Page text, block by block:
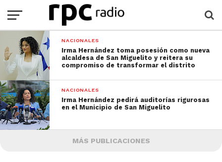
NACIONALES
Irma Hernández toma posesión como nueva
alcaldesa de San Miguelito y reitera su
compromiso de transformar el distrito
NACIONALES
Irma Hernández pedirá auditorías rigurosas
en el Municipio de San Miguelito
MÁS PUBLICACIONES